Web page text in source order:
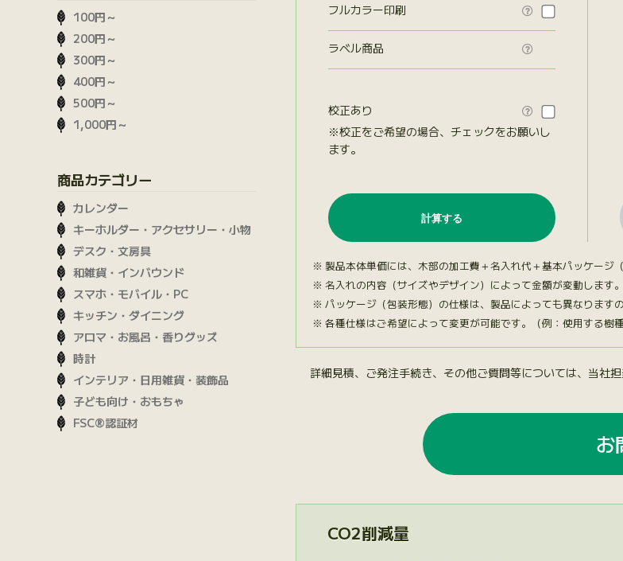
フルカラー印刷 
ラベル商品 
校正あり 
※校正をご希望の場合、チェックをお願いし
ます。
製品本体単価には、木部の加工費＋名入れ代＋基本パッケージ
名入れの内容（サイズやデザイン）によって金額が変動します。
パッケージ（包装形態）の仕様は、製品によっても異なります
各種仕様はご希望によって変更が可能です。（例：使用する樹
詳細見積、ご発注手続き、その他ご質問等については、当社
お
CO2削減量
100円～
200円～
300円～
400円～
500円～
1,000円～
商品カテゴリー
カレンダー
キーホルダー・アクセサリー・小物
デスク・文房具
和雑貨・インバウンド
スマホ・モバイル・PC
キッチン・ダイニング
アロマ・お風呂・香りグッズ
時計
インテリア・日用雑貨・装飾品
子ども向け・おもちゃ
FSC®認証材